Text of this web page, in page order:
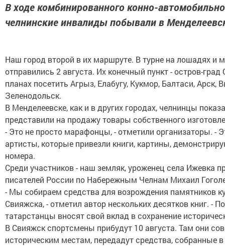
В ходе комбинированного конно-
челнинские инвалиды побывали в
Наш город второй в их маршруте. В турне на лошадях и
отправились 2 августа. Их конечный пункт - остров-град
планах посетить Агрыз, Елабугу, Кукмор, Балтаси, Арск,
Зеленодольск.
В Менделеевске, как и в других городах, челнинцы
представили на продажу товары собственного
- Это не просто марафонцы, - отметили организаторы. -
артисты, которые привезли книги, картины,
номера.
Среди участников - наш земляк, уроженец села Ижевка
писателей России по Набережным Челнам Михаил
- Мы собираем средства для возрождения памятников
Свияжска, - отметил автор нескольких десятков книг. -
татарстанцы вносят свой вклад в сохранение
В Свияжск спортсмены прибудут 10 августа. Там они
историческим местам, передадут средства, собранные